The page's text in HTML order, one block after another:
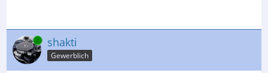
Online shakti
Gewerblich